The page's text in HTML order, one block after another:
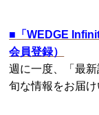
■ 「WEDGE
会員登録）
週に一度、「最
旬な情報をお届け